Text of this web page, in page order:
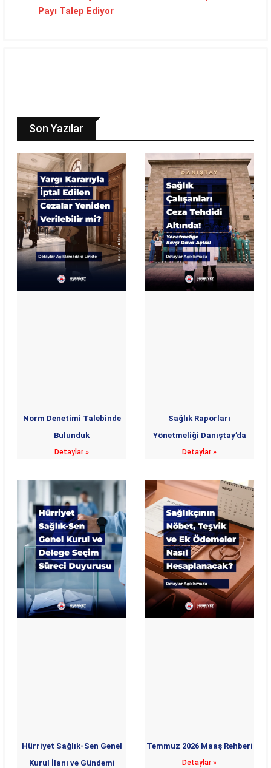
Payı Talep Ediyor
Son Yazılar
Norm Denetimi Talebinde
Bulunduk
Detaylar »
Sağlık Raporları
Yönetmeliği Danıştay’da
Detaylar »
Hürriyet Sağlık-Sen Genel
Kurul İlanı ve Gündemi
Temmuz 2026 Maaş Rehberi
Detaylar »